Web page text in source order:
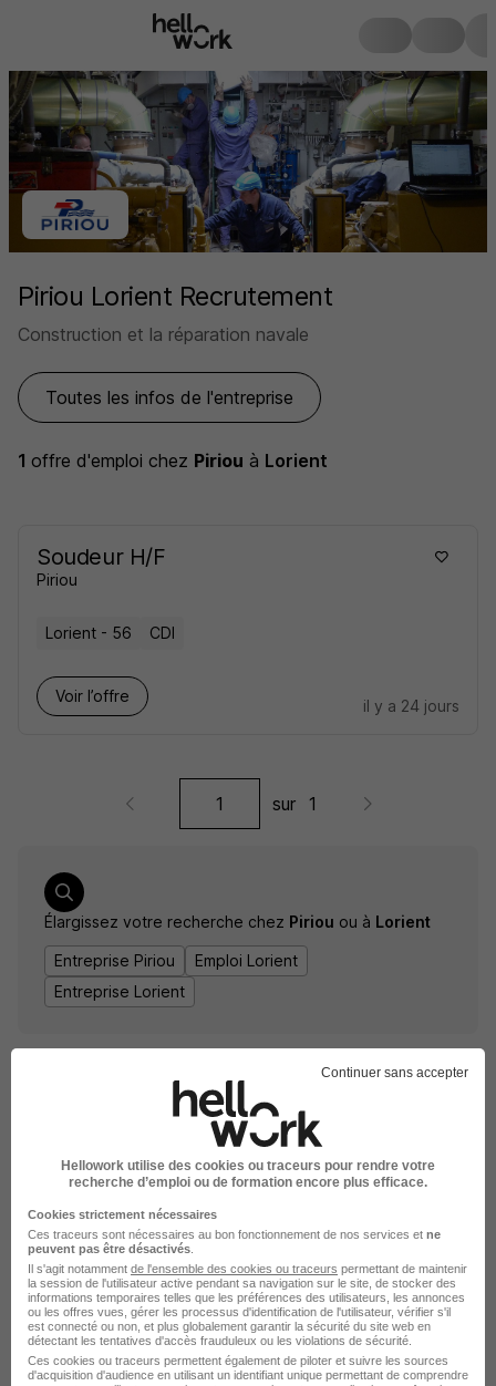
Piriou Lorient Recrutement
Construction et la réparation navale
Toutes les infos de l'entreprise
1 offre d'emploi chez Piriou à Lorient
Soudeur H/F
Piriou
Lorient - 56 CDI
Voir l’offre
il y a 24 jours
sur 1
Élargissez votre recherche chez Piriou ou à Lorient
Entreprise Piriou
Emploi Lorient
Entreprise Lorient
DÉPOSEZ VOTRE CV
Rendez votre CV accessible à l’ensemble des
recruteurs de la CVthèque Hellowork.
Rendre mon CV visible
Continuer sans accepter
Hellowork utilise des cookies ou traceurs pour rendre votre
recherche d’emploi ou de formation encore plus efficace.
Cookies strictement nécessaires
Ces traceurs sont nécessaires au bon fonctionnement de nos services et ne
peuvent pas être désactivés
Il s'agit notamment de l'ensemble des cookies ou traceurs permettant de maintenir
la session de l'utilisateur active pendant sa navigation sur le site, de stocker des
informations temporaires telles que les préférences des utilisateurs, les annonces
ou les offres vues, gérer les processus d'identification de l'utilisateur, vérifier s'il
est connecté ou non, et plus globalement garantir la sécurité du site web en
détectant les tentatives d'accès frauduleux ou les violations de sécurité.
Ces cookies ou traceurs permettent également de piloter et suivre les sources
d'acquisition d'audience en utilisant un identifiant unique permettant de comprendre